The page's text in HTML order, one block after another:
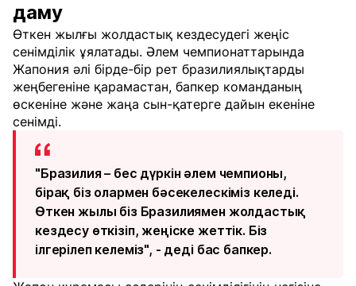
даму
Өткен жылғы жолдастық кездесудегі жеңіс
сенімділік ұялатады. Әлем чемпионаттарында
Жапония әлі бірде-бір рет бразилиялықтарды
жеңбегеніне қарамастан, бапкер команданың
өскеніне және жаңа сын-қатерге дайын екеніне
сенімді.
"Бразилия – бес дүркін әлем чемпионы,
бірақ біз олармен бәсекелескіміз келеді.
Өткен жылы біз Бразилиямен жолдастық
кездесу өткізіп, жеңіске жеттік. Біз
ілгерілеп келеміз", - деді бас бапкер.